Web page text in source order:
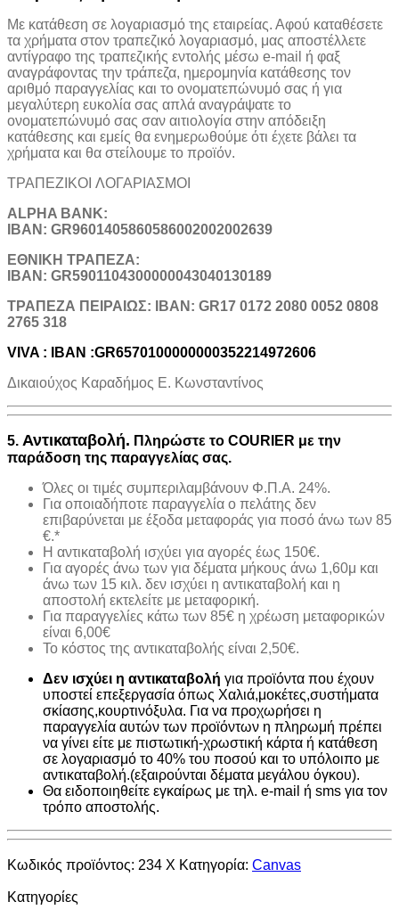
Με κατάθεση σε λογαριασμό της εταιρείας. Αφού καταθέσετε
τα χρήματα στον τραπεζικό λογαριασμό, μας αποστέλλετε
αντίγραφο της τραπεζικής εντολής μέσω e-mail ή φαξ
αναγράφοντας την τράπεζα, ημερομηνία κατάθεσης τον
αριθμό παραγγελίας και το ονοματεπώνυμό σας ή για
μεγαλύτερη ευκολία σας απλά αναγράψατε το
ονοματεπώνυμό σας σαν αιτιολογία στην απόδειξη
κατάθεσης και εμείς θα ενημερωθούμε ότι έχετε βάλει τα
χρήματα και θα στείλουμε το προϊόν.
ΤΡΑΠΕΖΙΚOI ΛΟΓΑΡΙΑΣΜΟΙ
ALPHA BANK:
IBAN: GR9601405860586002002002639
ΕΘΝΙΚΗ ΤΡΑΠΕΖΑ:
IBAN: GR5901104300000043040130189
TΡΑΠΕΖΑ ΠΕΙΡΑΙΩΣ: IBAN: GR17 0172 2080 0052 0808
2765 318
VIVA : IBAN :GR6570100000000352214972606
Δικαιούχος Καραδήμος Ε. Κωνσταντίνος
5. Αντικαταβολή. Πληρώστε το COURIER με την
παράδοση της παραγγελίας σας.
Όλες οι τιμές συμπεριλαμβάνουν Φ.Π.Α. 24%.
Για οποιαδήποτε παραγγελία ο πελάτης δεν
επιβαρύνεται με έξοδα μεταφοράς για ποσό άνω των 85
€.*
H αντικαταβολή ισχύει για αγορές έως 150€.
Για αγορές άνω των για δέματα μήκους άνω 1,60μ και
άνω των 15 κιλ. δεν ισχύει η αντικαταβολή και η
αποστολή εκτελείτε με μεταφορική.
Για παραγγελίες κάτω των 85€ η χρέωση μεταφορικών
είναι 6,00€
Το κόστος της αντικαταβολής είναι 2,50€.
Δεν ισχύει η αντικαταβολή για προϊόντα που έχουν
υποστεί επεξεργασία όπως Χαλιά,μοκέτες,συστήματα
σκίασης,κουρτινόξυλα. Για να προχωρήσει η
παραγγελία αυτών των προϊόντων η πληρωμή πρέπει
να γίνει είτε με πιστωτική-χρωστική κάρτα ή κατάθεση
σε λογαριασμό το 40% του ποσού και το υπόλοιπο με
αντικαταβολή.(εξαιρούνται δέματα μεγάλου όγκου).
Θα ειδοποιηθείτε εγκαίρως με τηλ. e-mail ή sms για τον
τρόπο αποστολής.
Κωδικός προϊόντος: 234 X Κατηγορία: Canvas
Κατηγορίες